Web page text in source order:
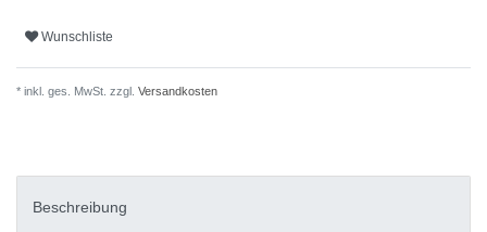
Wunschliste
* inkl. ges. MwSt. zzgl. Versandkosten
Beschreibung